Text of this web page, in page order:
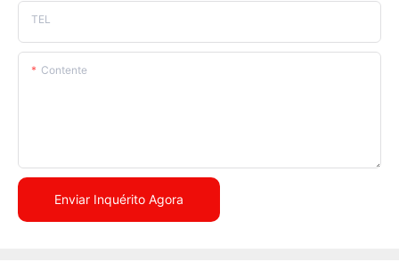
TEL
Contente
Enviar Inquérito Agora